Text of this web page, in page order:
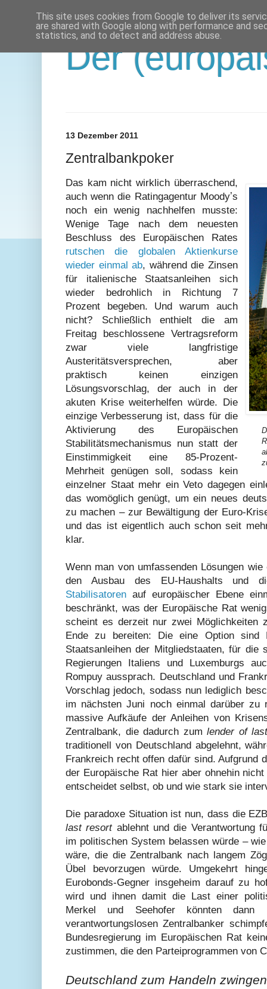
Der
13 Dezember 2011
Zentralbankpoker
Das kam nicht wirklich überraschend,
auch wenn die Ratingagentur Moodyʼs
noch ein wenig nachhelfen musste:
Wenige Tage nach dem neuesten
Beschluss des Europäischen Rates
rutschen die globalen Aktienkurse
wieder einmal ab, während die Zinsen
für italienische Staatsanleihen sich
wieder bedrohlich in Richtung 7
Prozent begeben. Und warum auch
nicht? Schließlich enthielt die am
Freitag beschlossene Vertragsreform
zwar viele langfristige
Austeritätsversprechen, aber
praktisch keinen einzigen
Lösungsvorschlag, der auch in der
akuten Krise weiterhelfen würde. Die
einzige Verbesserung ist, dass für die
Aktivierung des Europäischen
Stabilitätsmechanismus nun statt der
Einstimmigkeit eine 85-Prozent-
Mehrheit genügen soll, sodass kein
einzelner Staat mehr ein Veto dagegen
das womöglich genügt, um ein neues
zu machen – zur Bewältigung der Euro-
und das ist eigentlich auch schon seit
klar.
Wenn man von umfassenden Lösungen
den Ausbau des EU-Haushalts und
Stabilisatoren auf europäischer Ebene
beschränkt, was der Europäische Rat
scheint es derzeit nur zwei Möglichkeiten
Ende zu bereiten: Die eine Option sind
Staatsanleihen der Mitgliedstaaten, für die
Regierungen Italiens und Luxemburgs
Rompuy aussprach. Deutschland und
Vorschlag jedoch, sodass nun lediglich
im nächsten Juni noch einmal darüber zu
massive Aufkäufe der Anleihen von
Zentralbank, die dadurch zumlender of
traditionell von Deutschland abgelehnt,
Frankreich recht offen dafür sind. Aufgrund
der Europäische Rat hier aber ohnehin
entscheidet selbst, ob und wie stark sie
Die paradoxe Situation ist nun, dass die
last resortablehnt und die Verantwortung
im politischen System belassen würde –
wäre, die die Zentralbank nach langem
Übel bevorzugen würde. Umgekehrt
Eurobonds-Gegner insgeheim darauf zu
wird und ihnen damit die Last einer
Merkel und Seehofer könnten
verantwortungslosen Zentralbanker
Bundesregierung im Europäischen Rat
zustimmen, die den Parteiprogrammen von
Deutschland zum Handeln zwingen
This site uses cookies from Google to deliver its
are shared with Google along with performance and
statistics, and to detect and address abuse.